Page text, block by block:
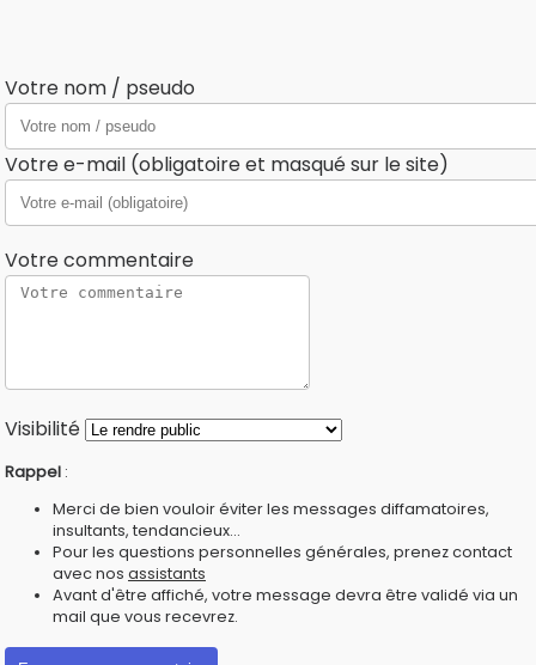
Votre nom / pseudo
Votre e-mail (obligatoire et masqué sur le site)
Votre commentaire
Visibilité
Rappel :
Merci de bien vouloir éviter les messages diffamatoires,
insultants, tendancieux...
Pour les questions personnelles générales, prenez contact
avec nos assistants
Avant d'être affiché, votre message devra être validé via un
mail que vous recevrez.